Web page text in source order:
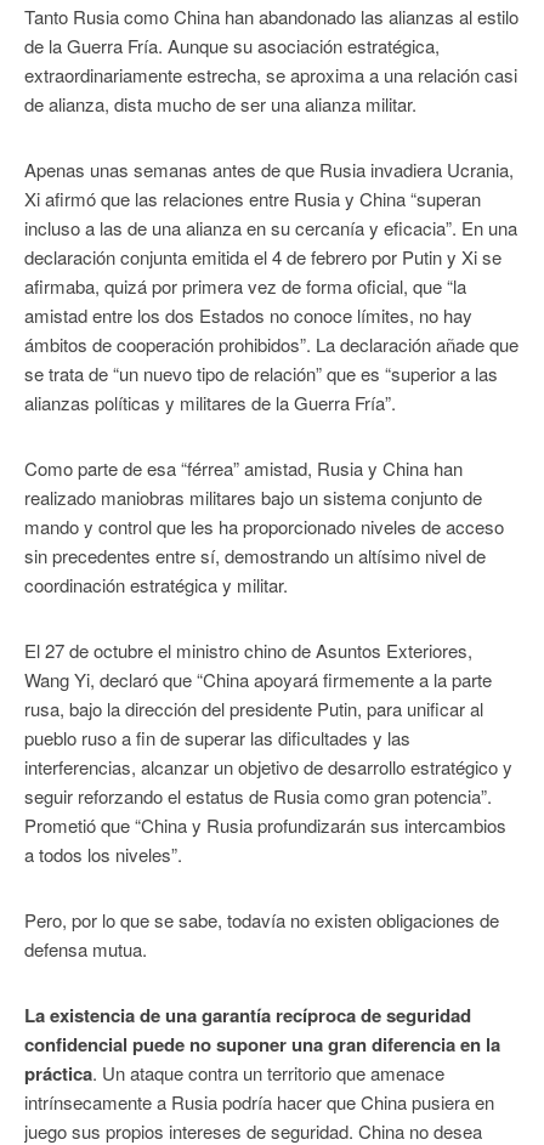
Tanto Rusia como China han abandonado las alianzas al estilo
de la Guerra Fría. Aunque su asociación estratégica,
extraordinariamente estrecha, se aproxima a una relación casi
de alianza, dista mucho de ser una alianza militar.
Apenas unas semanas antes de que Rusia invadiera Ucrania,
Xi afirmó que las relaciones entre Rusia y China “superan
incluso a las de una alianza en su cercanía y eficacia”. En una
declaración conjunta emitida el 4 de febrero por Putin y Xi se
afirmaba, quizá por primera vez de forma oficial, que “la
amistad entre los dos Estados no conoce límites, no hay
ámbitos de cooperación prohibidos”. La declaración añade que
se trata de “un nuevo tipo de relación” que es “superior a las
alianzas políticas y militares de la Guerra Fría”.
Como parte de esa “férrea” amistad, Rusia y China han
realizado maniobras militares bajo un sistema conjunto de
mando y control que les ha proporcionado niveles de acceso
sin precedentes entre sí, demostrando un altísimo nivel de
coordinación estratégica y militar.
El 27 de octubre el ministro chino de Asuntos Exteriores,
Wang Yi, declaró que “China apoyará firmemente a la parte
rusa, bajo la dirección del presidente Putin, para unificar al
pueblo ruso a fin de superar las dificultades y las
interferencias, alcanzar un objetivo de desarrollo estratégico y
seguir reforzando el estatus de Rusia como gran potencia”.
Prometió que “China y Rusia profundizarán sus intercambios
a todos los niveles”.
Pero, por lo que se sabe, todavía no existen obligaciones de
defensa mutua.
La existencia de una garantía recíproca de seguridad
confidencial puede no suponer una gran diferencia en la
práctica. Un ataque contra un territorio que amenace
intrínsecamente a Rusia podría hacer que China pusiera en
juego sus propios intereses de seguridad. China no desea